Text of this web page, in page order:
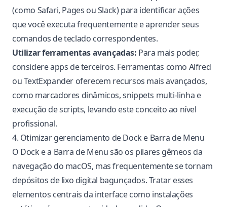
(como Safari, Pages ou Slack) para identificar ações
que você executa frequentemente e aprender seus
comandos de teclado correspondentes.
Utilizar ferramentas avançadas: Para mais poder,
considere apps de terceiros. Ferramentas como Alfred
ou TextExpander oferecem recursos mais avançados,
como marcadores dinâmicos, snippets multi-linha e
execução de scripts, levando este conceito ao nível
profissional.
4. Otimizar gerenciamento de Dock e Barra de Menu
O Dock e a Barra de Menu são os pilares gêmeos da
navegação do macOS, mas frequentemente se tornam
depósitos de lixo digital bagunçados. Tratar esses
elementos centrais da interface como instalações